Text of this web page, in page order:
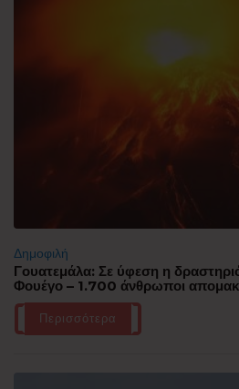
Δημοφιλή
Γουατεμάλα: Σε ύφεση η
Φουέγο – 1.700 άνθρωποι
Περισσότερα